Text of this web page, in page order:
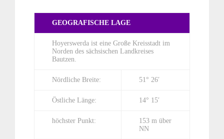
GEOGRAFISCHE LAGE
Hoyerswerda ist eine Große Kreisstadt im
Norden des sächsischen Landkreises
Bautzen.
Nördliche Breite: 51° 26′
Östliche Länge: 14° 15′
höchster Punkt:
153 m über
NN